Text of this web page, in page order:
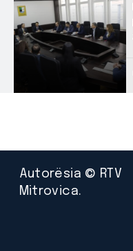
Autorësia © RTV
Mitrovica.